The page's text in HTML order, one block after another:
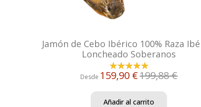
Jamón de Cebo Ibérico 100% Raza
Loncheado Soberanos
Desde 159,90 €199,88 €
Añadir al carrito